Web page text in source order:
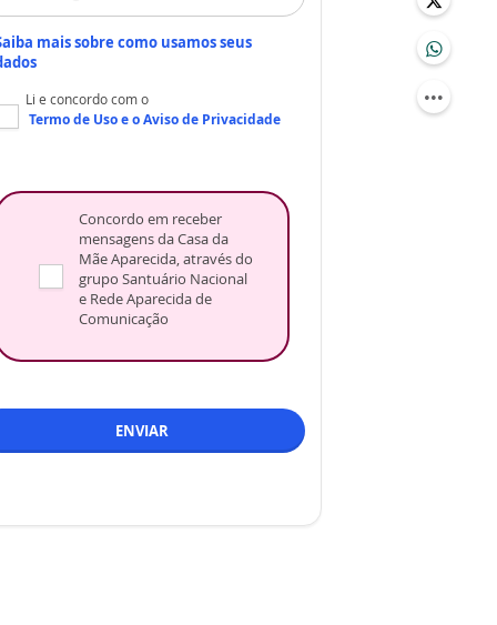
mais sobre como usamos seus
Li e concordo com o
Termo de Usoe oAviso de Privacidade
Concordo em receber
mensagens da Casa da
Mãe Aparecida, através do
grupo Santuário Nacional
e Rede Aparecida de
Comunicação
ENVIAR